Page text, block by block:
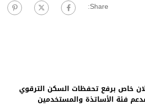
Share:
خاص برفع تحفظات السكن الترقوي
فئة الأساتذة والمستخدمين